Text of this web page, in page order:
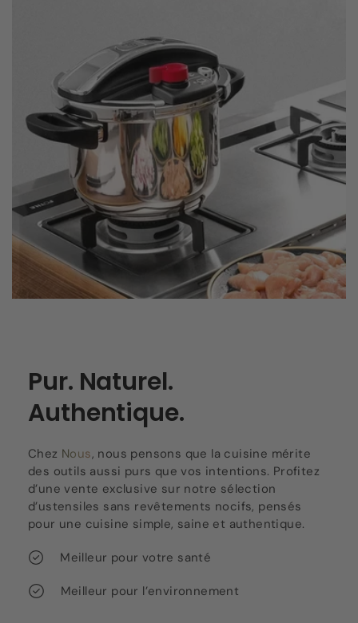
Pur. Naturel.
Authentique.
Chez Nous, nous pensons que la cuisine mérite
des outils aussi purs que vos intentions. Profitez
d’une vente exclusive sur notre sélection
d’ustensiles sans revêtements nocifs, pensés
pour une cuisine simple, saine et authentique.
Meilleur pour votre santé
Meilleur pour l’environnement